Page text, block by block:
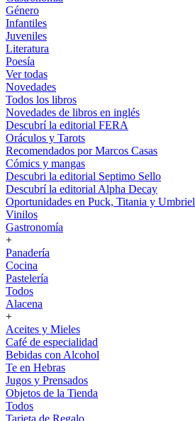
Género
Infantiles
Juveniles
Literatura
Poesía
Ver todas
Novedades
Todos los libros
Novedades de libros en inglés
Descubrí la editorial FERA
Oráculos y Tarots
Recomendados por Marcos Casas
Cómics y mangas
Descubri la editorial Septimo Sello
Descubrí la editorial Alpha Decay
Oportunidades en Puck, Titania y Umbriel
Vinilos
Gastronomía
+
Panadería
Cocina
Pastelería
Todos
Alacena
+
Aceites y Mieles
Café de especialidad
Bebidas con Alcohol
Te en Hebras
Jugos y Prensados
Objetos de la Tienda
Todos
Tarjeta de Regalo